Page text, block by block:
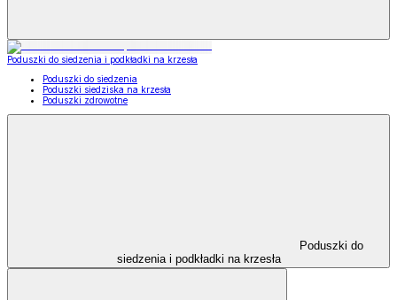
Poduszki do siedzenia i podkładki na krzesła
Poduszki do siedzenia
Poduszki siedziska na krzesła
Poduszki zdrowotne
Poduszki do
siedzenia i podkładki na krzesła